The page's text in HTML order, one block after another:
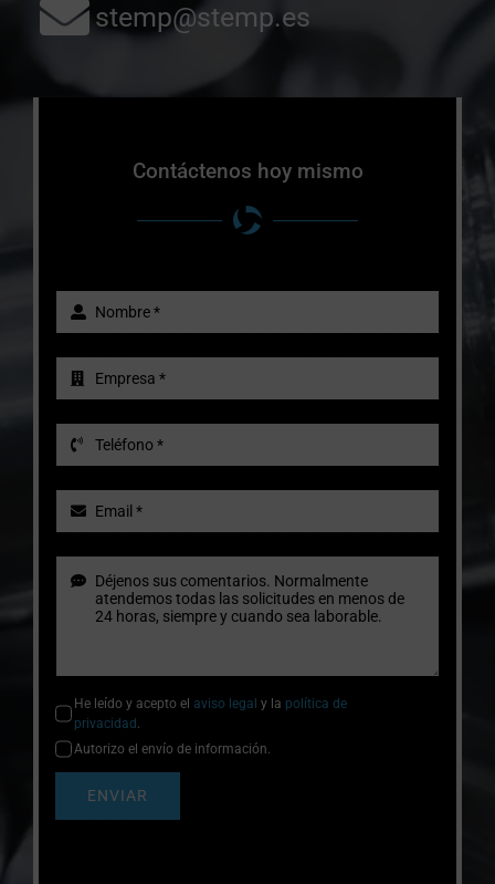
stemp@stemp.es
Contáctenos hoy mismo
He leído y acepto el aviso legal y la política de
privacidad .
Autorizo el envío de información.
ENVIAR